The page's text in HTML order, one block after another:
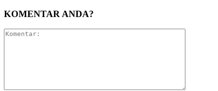
KOMENTAR ANDA?